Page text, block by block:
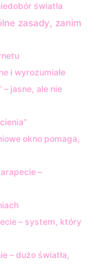
światła
zasady, zanim
i wyrozumiałe
– jasne, ale nie
okno pomaga,
–
– system, który
– dużo światła,